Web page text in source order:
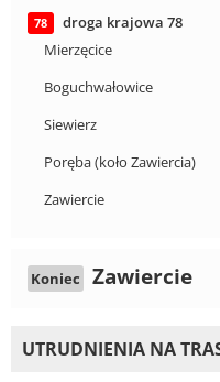
78
droga krajowa 78
Mierzęcice
Boguchwałowice
Siewierz
Poręba (koło Zawiercia)
Zawiercie
Koniec Zawiercie
UTRUDNIENIA NA